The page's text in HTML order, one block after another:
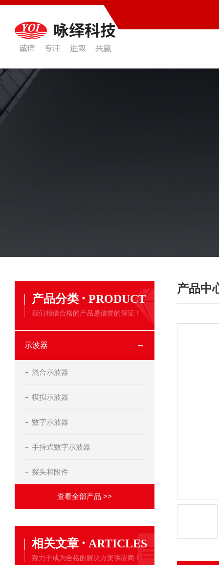
产品分类 · PRODUCT
我们相信合格的产品是信誉的保证！
示波器
混合示波器
模拟示波器
数字示波器
手持式数字示波器
探头和附件
查看全部产品 >>
相关文章 · ARTICLES
致力于成为合格的解决方案供应商！
产品中